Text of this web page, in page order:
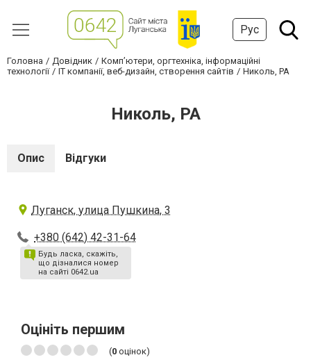
Рус
Головна Довідник
Комп’ютери, оргтехніка, інформаційні
технології
IT компанії, веб-дизайн, створення сайтів Николь, РА
Николь, РА
Опис Відгуки
Луганск, улица Пушкина, 3
+380 (642) 42-31-64
Будь ласка, скажіть,
що дізналися номер
на сайті 0642.ua
Оцініть першим
(0 оцінок)